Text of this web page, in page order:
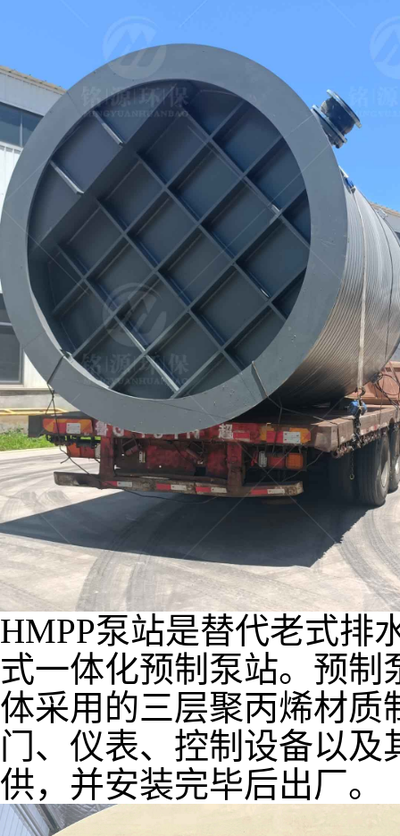
HMPP泵站是替代老式排
式一体化预制泵站。预
体采用的三层聚丙烯材质
门、仪表、控制设备以
供，并安装完毕后出厂。